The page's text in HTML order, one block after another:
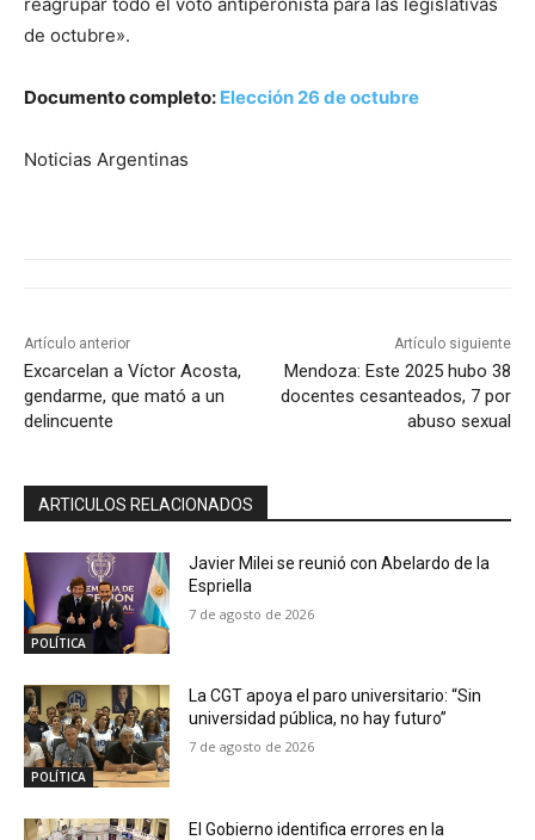
de octubre».
Documento completo: Elección 26 de octubre
Noticias Argentinas
Artículo anterior
Excarcelan a Víctor Acosta,
gendarme, que mató a un
delincuente
Artículo siguiente
Mendoza: Este 2025 hubo 38
docentes cesanteados, 7 por
abuso sexual
ARTICULOS RELACIONADOS
POLÍTICA
Javier Milei se reunió con Abelardo de la
Espriella
7 de agosto de 2026
POLÍTICA
La CGT apoya el paro universitario: “Sin
universidad pública, no hay futuro”
7 de agosto de 2026
El Gobierno identifica errores en la